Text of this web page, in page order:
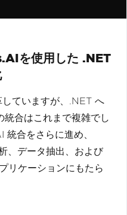
を使用した .NET
ていますが、.NET へ
合はこれまで複雑でし
合をさらに進め、
、データ抽出、および
リケーションにもたら